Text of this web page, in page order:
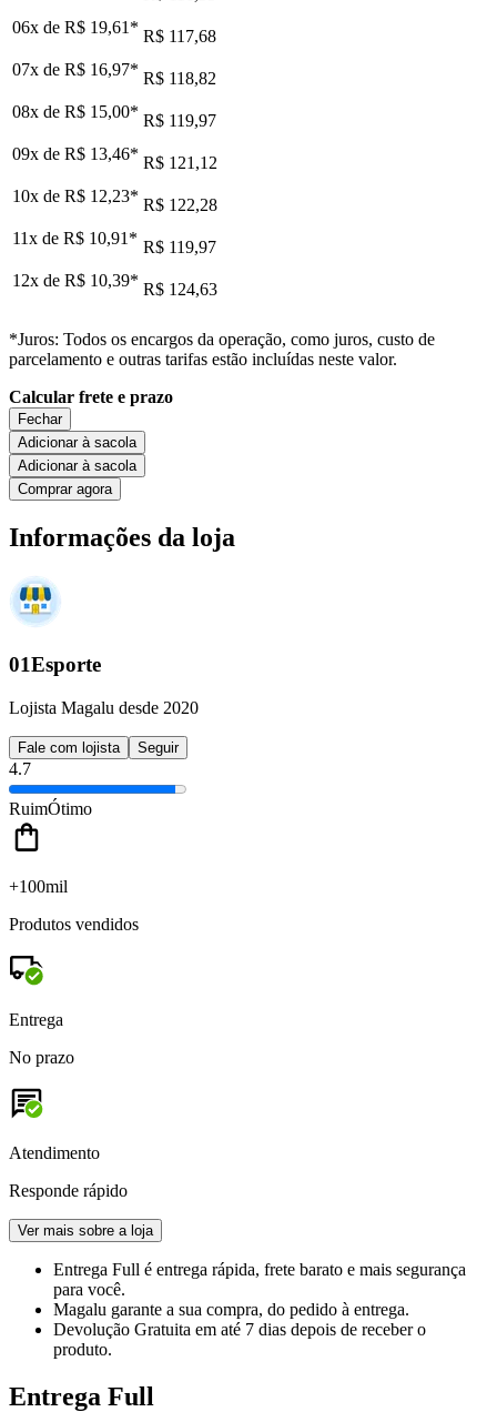
06x de R$ 19,61 * R$ 117,68
07x de R$ 16,97* R$ 118,82
08x de R$ 15,00* R$ 119,97
09x de R$ 13,46* R$ 121,12
10x de R$ 12,23* R$ 122,28
11x de R$ 10,91 * R$ 119,97
12x de R$ 10,39* R$ 124,63
*Juros: Todos os encargos da operação, como juros, custo de
parcelamento e outras tarifas estão incluídas neste valor.
Calcular frete e prazo
Fechar
Adicionar à sacola
Adicionar à sacola
Comprar agora
Informações da loja
01Esporte
Lojista Magalu desde 2020
Fale com lojista Seguir
4.7
RuimÓtimo
+100mil
Produtos vendidos
Entrega
No prazo
Atendimento
Responde rápido
Ver mais sobre a loja
Entrega Full é entrega rápida, frete barato e mais segurança
para você.
Magalu garante a sua compra, do pedido à entrega.
Devolução Gratuita em até 7 dias depois de receber o
produto.
Entrega Full